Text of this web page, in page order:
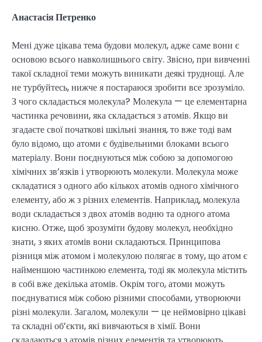
Анастасія Петренко
Мені дуже цікава тема будови молекул, адже саме вони є
основою всього навколишнього світу. Звісно, при вивченні
такої складної теми можуть виникати деякі труднощі. Але
не турбуйтесь, нижче я постараюся зробити все зрозуміло.
З чого складається молекула? Молекула — це елементарна
частинка речовини, яка складається з атомів. Якщо ви
згадаєте свої початкові шкільні знання, то вже тоді вам
було відомо, що атоми є будівельними блоками всього
матеріалу. Вони поєднуються між собою за допомогою
хімічних зв’язків і утворюють молекули. Молекула може
складатися з одного або кількох атомів одного хімічного
елементу, або ж з різних елементів. Наприклад, молекула
води складається з двох атомів водню та одного атома
кисню. Отже, щоб зрозуміти будову молекул, необхідно
знати, з яких атомів вони складаються. Принципова
різниця між атомом і молекулою полягає в тому, що атом є
найменшою частинкою елемента, тоді як молекула містить
в собі вже декілька атомів. Окрім того, атоми можуть
поєднуватися між собою різними способами, утворюючи
різні молекули. Загалом, молекули — це неймовірно цікаві
та складні об’єкти, які вивчаються в хімії. Вони